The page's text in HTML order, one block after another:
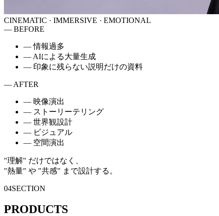
CINEMATIC · IMMERSIVE · EMOTIONAL
— BEFORE
—情報過多
— AIによる大量生成
— 印象に残らない説明だけの資料
— AFTER
— 映像演出
— ストーリーテリング
— 世界観設計
— ビジュアル
— 空間演出
"理解" だけではなく、
"熱量" や "共感" まで設計する。
04SECTION
PRODUCTS